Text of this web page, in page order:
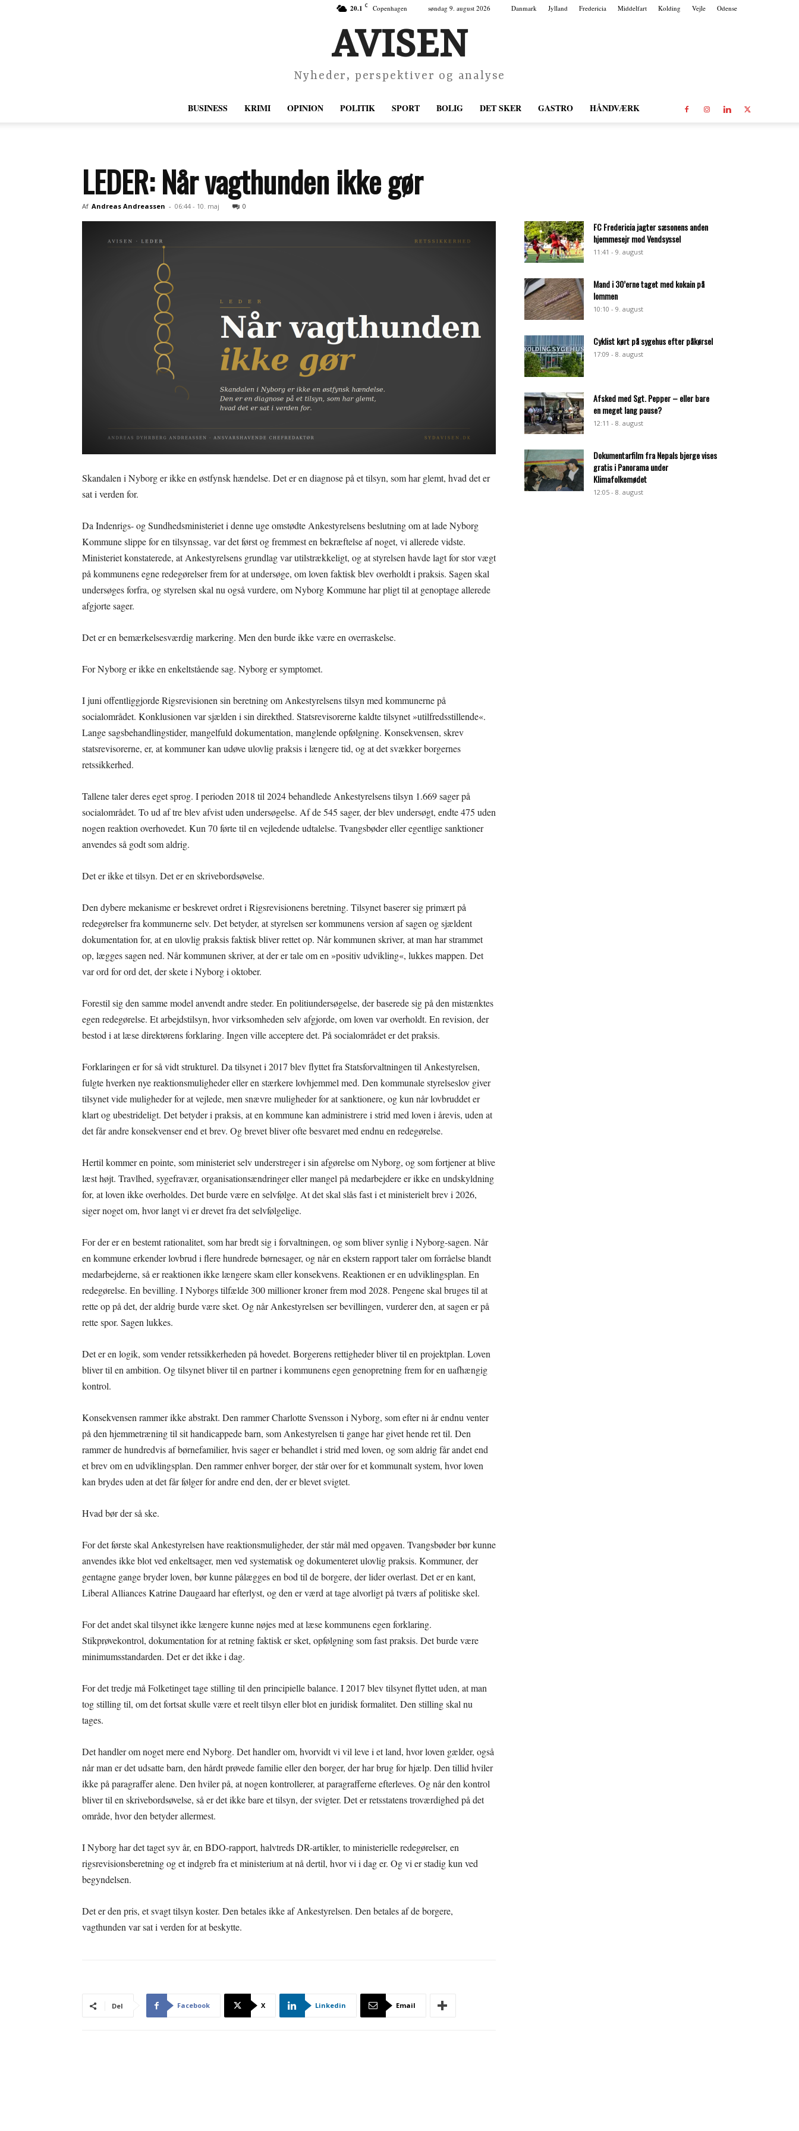
20.1 C Copenhagen søndag 9. august 2026 Danmark Jylland Fredericia Middelfart Kolding Vejle Odense
AVISEN
Nyheder, perspektiver og analyse
BUSINESS KRIMI OPINION POLITIK SPORT BOLIG DET SKER GASTRO HÅNDVÆRK
LEDER: Når vagthunden ikke gør
Af Andreas Andreassen - 06:44 - 10. maj 0
Skandalen i Nyborg er ikke en østfynsk hændelse. Det er en diagnose på et tilsyn, som har glemt, hvad det er
sat i verden for.
Da Indenrigs- og Sundhedsministeriet i denne uge omstødte Ankestyrelsens beslutning om at lade Nyborg
Kommune slippe for en tilsynssag, var det først og fremmest en bekræftelse af noget, vi allerede vidste.
Ministeriet konstaterede, at Ankestyrelsens grundlag var utilstrækkeligt, og at styrelsen havde lagt for stor vægt
på kommunens egne redegørelser frem for at undersøge, om loven faktisk blev overholdt i praksis. Sagen skal
undersøges forfra, og styrelsen skal nu også vurdere, om Nyborg Kommune har pligt til at genoptage allerede
afgjorte sager.
Det er en bemærkelsesværdig markering. Men den burde ikke være en overraskelse.
For Nyborg er ikke en enkeltstående sag. Nyborg er symptomet.
I juni offentliggjorde Rigsrevisionen sin beretning om Ankestyrelsens tilsyn med kommunerne på
socialområdet. Konklusionen var sjælden i sin direkthed. Statsrevisorerne kaldte tilsynet »utilfredsstillende«.
Lange sagsbehandlingstider, mangelfuld dokumentation, manglende opfølgning. Konsekvensen, skrev
statsrevisorerne, er, at kommuner kan udøve ulovlig praksis i længere tid, og at det svækker borgernes
retssikkerhed.
Tallene taler deres eget sprog. I perioden 2018 til 2024 behandlede Ankestyrelsens tilsyn 1.669 sager på
socialområdet. To ud af tre blev afvist uden undersøgelse. Af de 545 sager, der blev undersøgt, endte 475 uden
nogen reaktion overhovedet. Kun 70 førte til en vejledende udtalelse. Tvangsbøder eller egentlige sanktioner
anvendes så godt som aldrig.
Det er ikke et tilsyn. Det er en skrivebordsøvelse.
Den dybere mekanisme er beskrevet ordret i Rigsrevisionens beretning. Tilsynet baserer sig primært på
redegørelser fra kommunerne selv. Det betyder, at styrelsen ser kommunens version af sagen og sjældent
dokumentation for, at en ulovlig praksis faktisk bliver rettet op. Når kommunen skriver, at man har strammet
op, lægges sagen ned. Når kommunen skriver, at der er tale om en »positiv udvikling«, lukkes mappen. Det
var ord for ord det, der skete i Nyborg i oktober.
Forestil sig den samme model anvendt andre steder. En politiundersøgelse, der baserede sig på den mistænktes
egen redegørelse. Et arbejdstilsyn, hvor virksomheden selv afgjorde, om loven var overholdt. En revision, der
bestod i at læse direktørens forklaring. Ingen ville acceptere det. På socialområdet er det praksis.
Forklaringen er for så vidt strukturel. Da tilsynet i 2017 blev flyttet fra Statsforvaltningen til Ankestyrelsen,
fulgte hverken nye reaktionsmuligheder eller en stærkere lovhjemmel med. Den kommunale styrelseslov giver
tilsynet vide muligheder for at vejlede, men snævre muligheder for at sanktionere, og kun når lovbruddet er
klart og ubestrideligt. Det betyder i praksis, at en kommune kan administrere i strid med loven i årevis, uden at
det får andre konsekvenser end et brev. Og brevet bliver ofte besvaret med endnu en redegørelse.
Hertil kommer en pointe, som ministeriet selv understreger i sin afgørelse om Nyborg, og som fortjener at blive
læst højt. Travlhed, sygefravær, organisationsændringer eller mangel på medarbejdere er ikke en undskyldning
for, at loven ikke overholdes. Det burde være en selvfølge. At det skal slås fast i et ministerielt brev i 2026,
siger noget om, hvor langt vi er drevet fra det selvfølgelige.
For der er en bestemt rationalitet, som har bredt sig i forvaltningen, og som bliver synlig i Nyborg-sagen. Når
en kommune erkender lovbrud i flere hundrede børnesager, og når en ekstern rapport taler om forråelse blandt
medarbejderne, så er reaktionen ikke længere skam eller konsekvens. Reaktionen er en udviklingsplan. En
redegørelse. En bevilling. I Nyborgs tilfælde 300 millioner kroner frem mod 2028. Pengene skal bruges til at
rette op på det, der aldrig burde være sket. Og når Ankestyrelsen ser bevillingen, vurderer den, at sagen er på
rette spor. Sagen lukkes.
Det er en logik, som vender retssikkerheden på hovedet. Borgerens rettigheder bliver til en projektplan. Loven
bliver til en ambition. Og tilsynet bliver til en partner i kommunens egen genopretning frem for en uafhængig
kontrol.
Konsekvensen rammer ikke abstrakt. Den rammer Charlotte Svensson i Nyborg, som efter ni år endnu venter
på den hjemmetræning til sit handicappede barn, som Ankestyrelsen ti gange har givet hende ret til. Den
rammer de hundredvis af børnefamilier, hvis sager er behandlet i strid med loven, og som aldrig får andet end
et brev om en udviklingsplan. Den rammer enhver borger, der står over for et kommunalt system, hvor loven
kan brydes uden at det får følger for andre end den, der er blevet svigtet.
Hvad bør der så ske.
For det første skal Ankestyrelsen have reaktionsmuligheder, der står mål med opgaven. Tvangsbøder bør kunne
anvendes ikke blot ved enkeltsager, men ved systematisk og dokumenteret ulovlig praksis. Kommuner, der
gentagne gange bryder loven, bør kunne pålægges en bod til de borgere, der lider overlast. Det er en kant,
Liberal Alliances Katrine Daugaard har efterlyst, og den er værd at tage alvorligt på tværs af politiske skel.
For det andet skal tilsynet ikke længere kunne nøjes med at læse kommunens egen forklaring.
Stikprøvekontrol, dokumentation for at retning faktisk er sket, opfølgning som fast praksis. Det burde være
minimumsstandarden. Det er det ikke i dag.
For det tredje må Folketinget tage stilling til den principielle balance. I 2017 blev tilsynet flyttet uden, at man
tog stilling til, om det fortsat skulle være et reelt tilsyn eller blot en juridisk formalitet. Den stilling skal nu
tages.
Det handler om noget mere end Nyborg. Det handler om, hvorvidt vi vil leve i et land, hvor loven gælder, også
når man er det udsatte barn, den hårdt prøvede familie eller den borger, der har brug for hjælp. Den tillid hviler
ikke på paragraffer alene. Den hviler på, at nogen kontrollerer, at paragrafferne efterleves. Og når den kontrol
bliver til en skrivebordsøvelse, så er det ikke bare et tilsyn, der svigter. Det er retsstatens troværdighed på det
område, hvor den betyder allermest.
I Nyborg har det taget syv år, en BDO-rapport, halvtreds DR-artikler, to ministerielle redegørelser, en
rigsrevisionsberetning og et indgreb fra et ministerium at nå dertil, hvor vi i dag er. Og vi er stadig kun ved
begyndelsen.
Det er den pris, et svagt tilsyn koster. Den betales ikke af Ankestyrelsen. Den betales af de borgere,
vagthunden var sat i verden for at beskytte.
Del Facebook X Linkedin Email
FC Fredericia jagter sæsonens anden
hjemmesejr mod Vendsyssel
11:41 - 9. august
Mand i 30’erne taget med kokain på
lommen
10:10 - 9. august
Cyklist kørt på sygehus efter påkørsel
17:09 - 8. august
Afsked med Sgt. Pepper – eller bare
en meget lang pause?
12:11 - 8. august
Dokumentarfilm fra Nepals bjerge vises
gratis i Panorama under
Klimafolkemødet
12:05 - 8. august